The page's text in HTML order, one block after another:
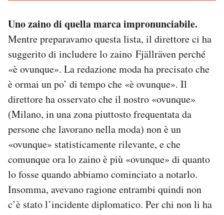
Uno zaino di quella marca impronunciabile.
Mentre preparavamo questa lista, il direttore ci ha
suggerito di includere lo zaino Fjällräven perché
«è ovunque». La redazione moda ha precisato che
è ormai un po’ di tempo che «è ovunque». Il
direttore ha osservato che il nostro «ovunque»
(Milano, in una zona piuttosto frequentata da
persone che lavorano nella moda) non è un
«ovunque» statisticamente rilevante, e che
comunque ora lo zaino è più «ovunque» di quanto
lo fosse quando abbiamo cominciato a notarlo.
Insomma, avevano ragione entrambi quindi non
c’è stato l’incidente diplomatico. Per chi non li ha